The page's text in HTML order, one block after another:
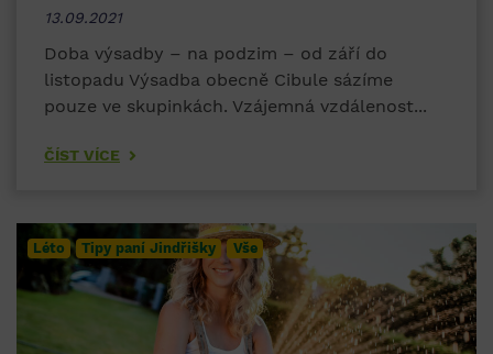
13.09.2021
Doba výsadby – na podzim – od září do
listopadu Výsadba obecně Cibule sázíme
pouze ve skupinkách. Vzájemná vzdálenost...
ČÍST VÍCE
Léto Tipy paní Jindřišky Vše